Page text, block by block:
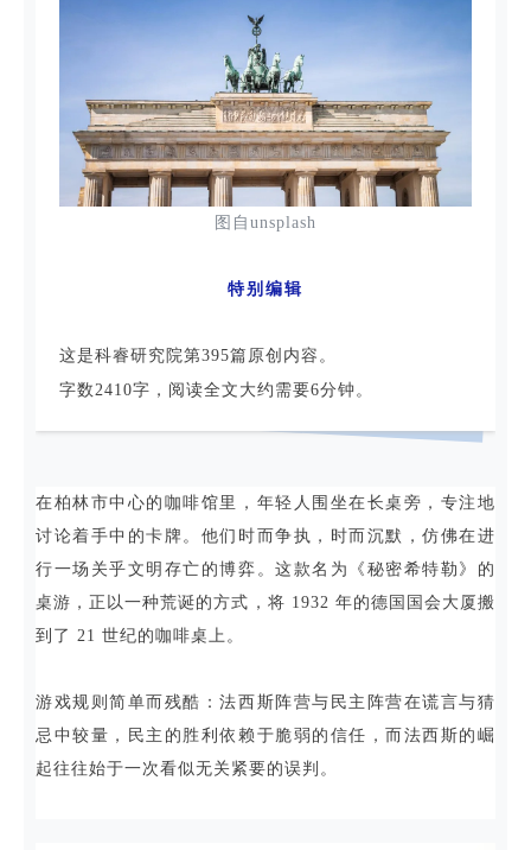
图自unsplash
特别编辑
这是科睿研究院第395篇原创内容。
字数2410字，阅读全文大约需要6分钟。
在柏林市中心的咖啡馆里，年轻人围坐在长桌旁，专注地
讨论着手中的卡牌。他们时而争执，时而沉默，仿佛在进
行一场关乎文明存亡的博弈。这款名为《秘密希特勒》的
桌游，正以一种荒诞的方式，将 1932 年的德国国会大厦搬
到了 21 世纪的咖啡桌上。
游戏规则简单而残酷：法西斯阵营与民主阵营在谎言与猜
忌中较量，民主的胜利依赖于脆弱的信任，而法西斯的崛
起往往始于一次看似无关紧要的误判。